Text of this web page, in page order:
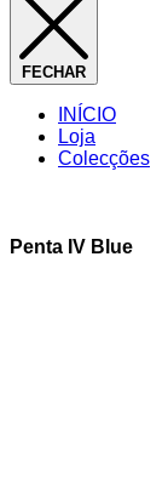
FECHAR
INÍCIO
Loja
Colecções
Penta IV Blue